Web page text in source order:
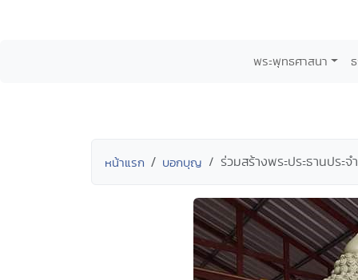
พระพุทธศาสนา
หน้าแรก บอกบุญ ร่วมสร้างพระประธานประจ